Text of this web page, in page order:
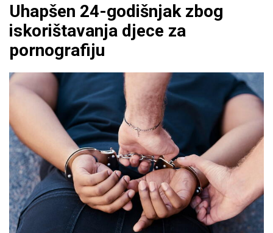
Uhapšen 24-godišnjak zbog
iskorištavanja djece za
pornografiju